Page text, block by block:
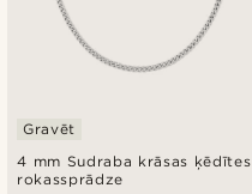
4 mm Sudraba krāsas ķēdītes
rokassprādze
Gravēt